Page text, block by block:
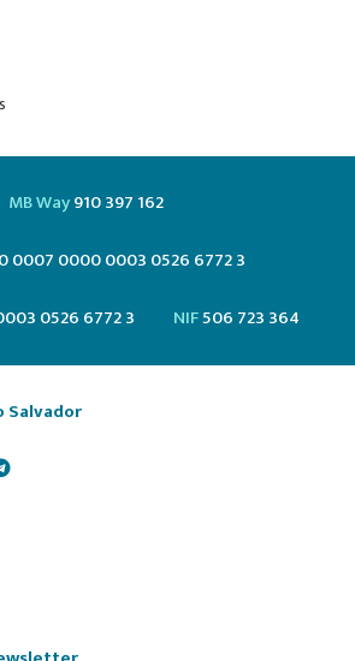
MB Way910 397 162
0007 0000 0003 0526 6772 3
0526 6772 3 NIF506 723 364
Salvador